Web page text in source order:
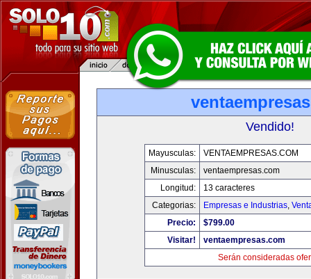
Vendido!
Mayusculas:
VENTAEMPRESAS.COM
Minusculas:
ventaempresas.com
Longitud:
13 caracteres
Categorias:
Empresas e Industrias,
Precio:
$799.00
Visitar!
ventaempresas.com
Serán consideradas